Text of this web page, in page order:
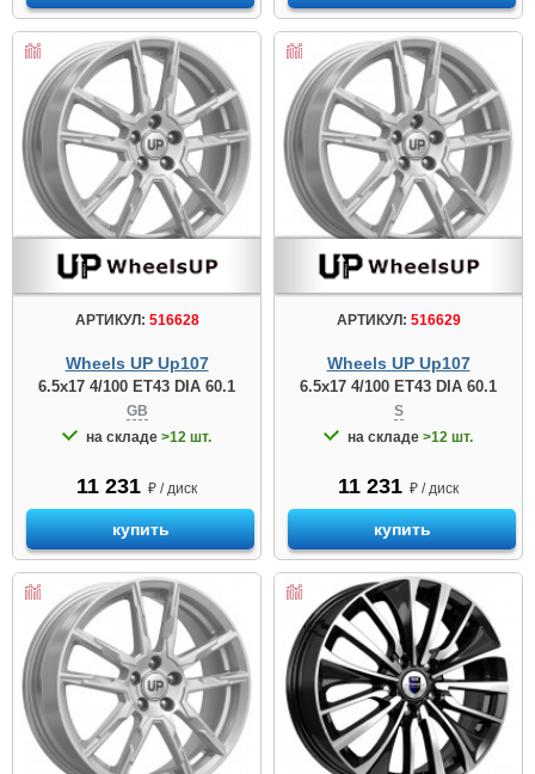
АРТИКУЛ: 516628
Wheels UP Up107
6.5x17 4/100 ET43 DIA 60.1
GB
на складе >12 шт.
11 231 ₽ / диск
купить
АРТИКУЛ: 516629
Wheels UP Up107
6.5x17 4/100 ET43 DIA 60.1
S
на складе >12 шт.
11 231 ₽ / диск
купить